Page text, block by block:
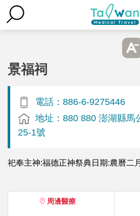
景福祠
電話：886-6-9275446
地址：880 880 澎湖縣馬
25-1號
祀奉主神:福德正神祭典日期:農曆二
周邊醫療